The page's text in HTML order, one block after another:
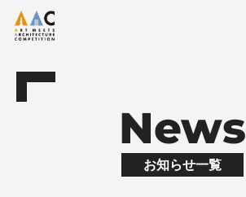
News
お知らせ一覧